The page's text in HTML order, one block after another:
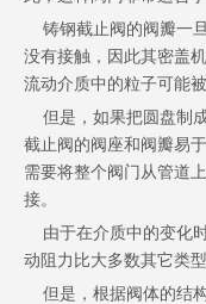
铸钢截止阀的阀瓣一
没有接触，因此其密盖
流动介质中的粒子可能
但是，如果把圆盘制
截止阀的阀座和阀瓣易
需要将整个阀门从管道
接。
由于在介质中的变化
动阻力比大多数其它类
但是，根据阀体的结